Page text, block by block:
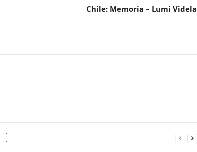
Chile: Memoria – Lumi Videla